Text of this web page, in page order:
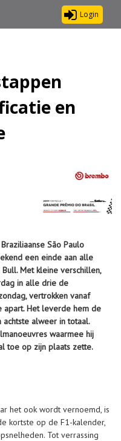
Login
en
São Paulo
een einde aan alle
Met kleine verschillen,
in alle drie de
vertrokken vanaf
apart. Het leverde hem de
alweer in totaal.
waarmee hij
toe op zijn plaats zette.
het ook wordt vernoemd, is
kortste op de F1-kalender,
Tot verrassing